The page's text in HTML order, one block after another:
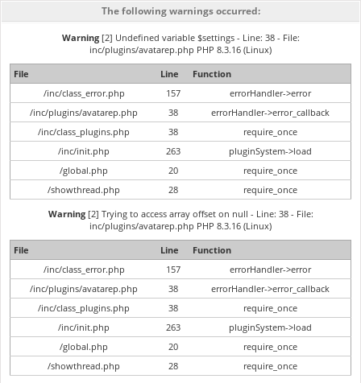
The following warnings occurred:
Warning[2] Undefined variable $settings - Line: 38 - File:
inc/plugins/avatarep.php PHP 8.3.16 (Linux)
File
Line
Function
/inc/class_error.php
157
errorHandler->error
/inc/plugins/avatarep.php
38
errorHandler->error_callback
/inc/class_plugins.php
38
require_once
/inc/init.php
263
pluginSystem->load
/global.php
20
require_once
/showthread.php
28
require_once
Warning[2] Trying to access array offset on null - Line: 38 - File:
inc/plugins/avatarep.php PHP 8.3.16 (Linux)
File
Line
Function
/inc/class_error.php
157
errorHandler->error
/inc/plugins/avatarep.php
38
errorHandler->error_callback
/inc/class_plugins.php
38
require_once
/inc/init.php
263
pluginSystem->load
/global.php
20
require_once
/showthread.php
28
require_once